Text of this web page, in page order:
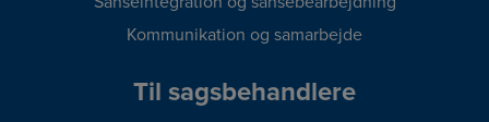
Kommunikation og samarbejde
Til sagsbehandlere